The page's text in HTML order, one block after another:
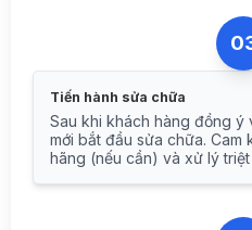
Tiến hành sửa chữa
Sau khi khách hàng đồng ý
mới bắt đầu sửa chữa. Cam
hãng (nếu cần) và xử lý